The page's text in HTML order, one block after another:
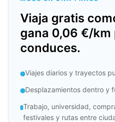
Viaja gratis
gana 0,06 €/km
conduces.
Viajes diarios y trayectos
Desplazamientos dentro y
Trabajo, universidad,
festivales y rutas entre